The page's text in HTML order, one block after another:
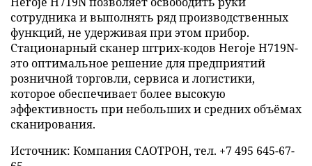
сотрудника и выполнять ряд производственных
функций, не удерживая при этом прибор.
Стационарный сканер штрих-кодов Heroje H719N-
это оптимальное решение для предприятий
розничной торговли, сервиса и логистики,
которое обеспечивает более высокую
эффективность при небольших и средних объёмах
сканирования.
Источник: Компания САОТРОН, тел. +7 495 645-67-